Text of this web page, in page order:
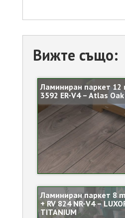
Вижте също:
Ламиниран паркет 12
3592 ER-V4 – Atlas
Ламиниран паркет 8
+ RV 824 NR-V4 –
TITANIUM